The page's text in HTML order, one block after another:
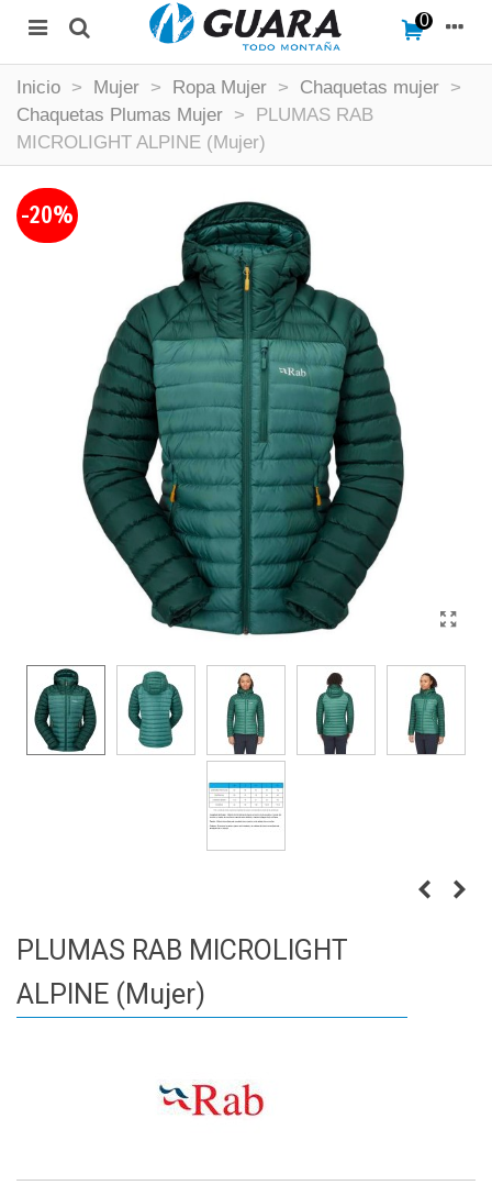
0
Inicio > Mujer > Ropa Mujer > Chaquetas mujer >
Chaquetas Plumas Mujer >
PLUMAS RAB
MICROLIGHT ALPINE (Mujer)
-20%
PLUMAS RAB MICROLIGHT
ALPINE (Mujer)